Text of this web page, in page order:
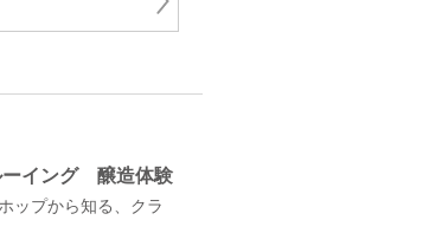
ーイング 醸造体験
プから知る、クラ